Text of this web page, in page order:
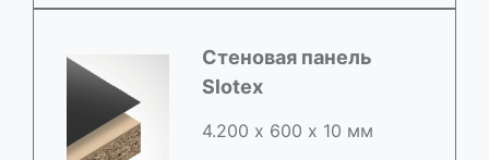
Стеновая панель
Slotex
4.200 х 600 х 10 мм